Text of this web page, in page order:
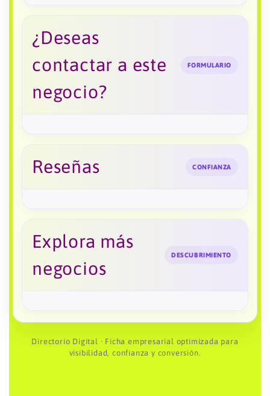
¿Deseas
contactar a este
negocio?
FORMULARIO
Reseñas CONFIANZA
Explora más
negocios
DESCUBRIMIENTO
Directorio Digital · Ficha empresarial optimizada para
visibilidad, confianza y conversión.